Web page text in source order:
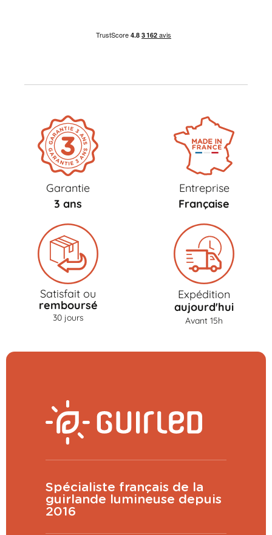
Garantie
3 ans
Entreprise
Française
Satisfait ou
remboursé
30 jours
Expédition
aujourd'hui
Avant 15h
Spécialiste français de la
guirlande lumineuse depuis
2016